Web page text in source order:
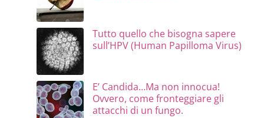
Tutto quello che bisogna sapere
sull’HPV (Human Papilloma Virus)
E’ Candida…Ma non innocua!
Ovvero, come fronteggiare gli
attacchi di un fungo.